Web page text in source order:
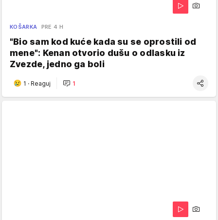
KOŠARKA PRE 4 H
"Bio sam kod kuće kada su se oprostili od
mene": Kenan otvorio dušu o odlasku iz
Zvezde, jedno ga boli
1 · Reaguj 1